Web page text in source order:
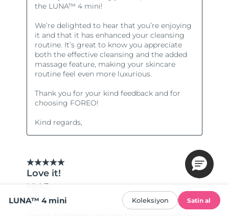
LUNA™ 4 mini Koleksiyon Satin al